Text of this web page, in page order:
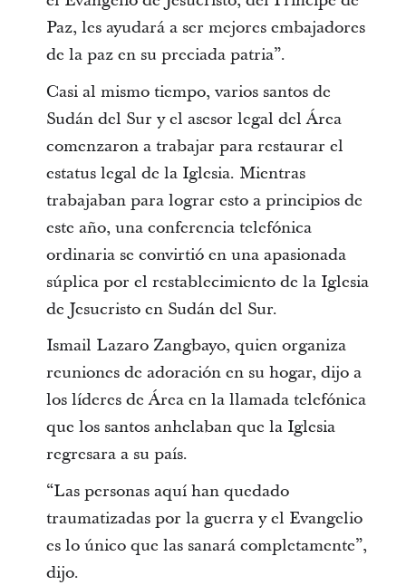
Paz, les ayudará a ser mejores embajadores
de la paz en su preciada patria”.
Casi al mismo tiempo, varios santos de
Sudán del Sur y el asesor legal del Área
comenzaron a trabajar para restaurar el
estatus legal de la Iglesia. Mientras
trabajaban para lograr esto a principios de
este año, una conferencia telefónica
ordinaria se convirtió en una apasionada
súplica por el restablecimiento de la Iglesia
de Jesucristo en Sudán del Sur.
Ismail Lazaro Zangbayo, quien organiza
reuniones de adoración en su hogar, dijo a
los líderes de Área en la llamada telefónica
que los santos anhelaban que la Iglesia
regresara a su país.
“Las personas aquí han quedado
traumatizadas por la guerra y el Evangelio
es lo único que las sanará completamente”,
dijo.